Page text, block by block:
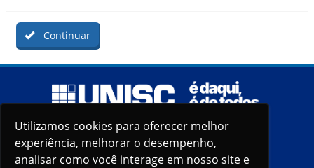
Utilizamos cookies para oferecer melhor
experiência, melhorar o desempenho,
analisar como você interage em nosso site e
Utilizamos cookies para oferecer melhor
experiência, melhorar o desempenho,
analisar como você interage em nosso site e
Continuar